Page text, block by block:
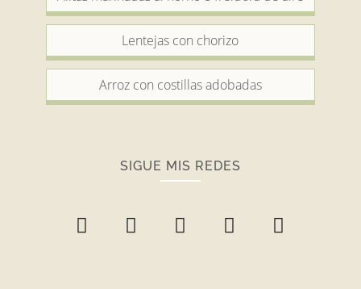
Lentejas con chorizo
Arroz con costillas adobadas
SIGUE MIS REDES